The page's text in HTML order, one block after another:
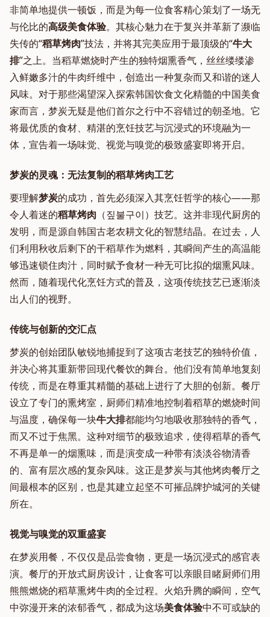
非简单地提供一顿饭，而是为每一位食客精心策划了一场无
与伦比的高级美食体验。其核心魅力在于复兴并革新了濒临
失传的“稻草烤肉”技法，并将其完美应用于最顶级的“牛大
排”之上。当稻草燃烧时产生的独特烟熏香气，丝丝缕缕渗
入鲜嫩多汁的牛肉纤维中，创造出一种复杂而又和谐的迷人
风味。对于那些渴望深入探索韩国饮食文化精髓的中国美食
家而言，梦炭无疑是他们首尔之行中不容错过的朝圣地。它
将最优质的食材、精湛的烹饪技艺与沉浸式的环境融为一
体，宣告着一场味觉、视觉与嗅觉的极致盛宴即将开启。
梦炭的灵魂：无法复制的稻草烤肉工艺
要理解梦炭的成功，首先必须深入其烹饪哲学的核心——那
令人着迷的稻草烤肉 （짚불구이）技艺。这并非现代厨房的
发明，而是源自韩国古老农耕文化的智慧结晶。在过去，人
们利用秋收后剩下的干稻草作为燃料，其瞬间产生的高温能
够迅速锁住肉汁，同时赋予食材一种无可比拟的烟熏风味。
然而，随着现代化烹饪方式的普及，这项传统技艺已逐渐淡
出人们的视野。
传统与创新的交汇点
梦炭的创始团队敏锐地捕捉到了这项古老技艺的独特价值，
并决心将其重新带回现代餐饮的舞台。他们没有简单地复刻
传统，而是在尊重其精髓的基础上进行了大胆的创新。餐厅
设立了专门的熏烤室，厨师们精准地控制着稻草的燃烧时间
与温度，确保每一块牛大排都能均匀地吸收那独特的香气，
而又不过于焦黑。这种对细节的极致追求，使得稻草的香气
不再是单一的烟熏味，而是演变成一种带有淡淡谷物清香
的、富有层次感的复杂风味。这正是梦炭与其他烤肉餐厅之
间最根本的区别，也是其建立起坚不可摧品牌护城河的关键
所在。
视觉与嗅觉的双重盛宴
在梦炭用餐，不仅仅是品尝食物，更是一场沉浸式的感官表
演。餐厅的开放式厨房设计，让食客可以亲眼目睹厨师们用
熊熊燃烧的稻草熏烤牛肉的全过程。火焰升腾的瞬间，空气
中弥漫开来的浓郁香气，都成为这场美食体验中不可或缺的